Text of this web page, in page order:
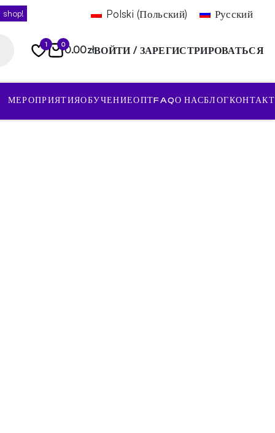
shop! Polski (Польский) Русский
1 00.00złВОЙТИ / ЗАРЕГИСТРИРОВАТЬСЯ
МЕРОПРИЯТИЯОБУЧЕНИЕОПТFAQО НАСБЛОГКОНТАКТ